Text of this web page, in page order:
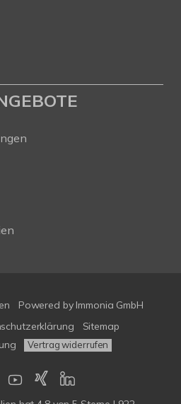
Powered by Immonia GmbH
Sitemap
Vertrag widerrufen